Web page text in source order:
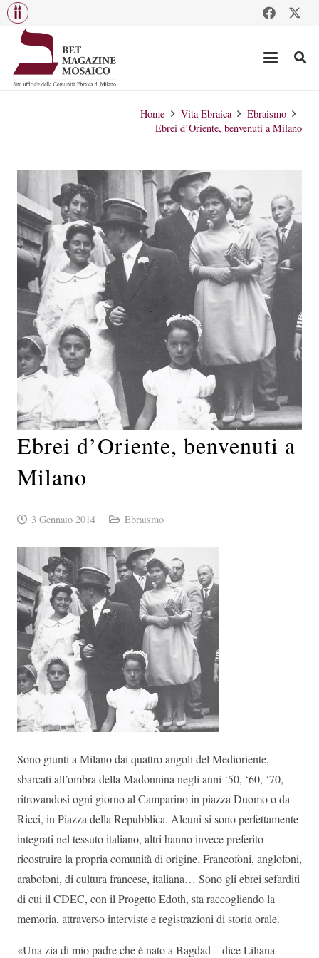
Home Vita Ebraica
Ebraismo
Ebrei d’Oriente, benvenuti a Milano
Ebrei d’Oriente, benvenuti a
Milano
3 Gennaio 2014 Ebraismo
Sono giunti a Milano dai quattro angoli del Medioriente,
sbarcati all’ombra della Madonnina negli anni ‘50, ‘60, ‘70,
ritrovandosi ogni giorno al Camparino in piazza Duomo o da
Ricci, in Piazza della Repubblica. Alcuni si sono perfettamente
integrati nel tessuto italiano, altri hanno invece preferito
ricostruire la propria comunità di origine. Francofoni, anglofoni,
arabofoni, di cultura francese, italiana… Sono gli ebrei sefarditi
di cui il CDEC, con il Progetto Edoth, sta raccogliendo la
memoria, attraverso interviste e registrazioni di storia orale.
«Una zia di mio padre che è nato a Bagdad – dice Liliana